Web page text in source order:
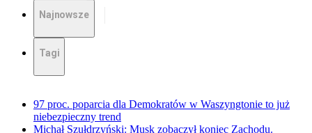
Najnowsze
Tagi
97 proc. poparcia dla Demokratów w Waszyngtonie to już
niebezpieczny trend
Michał Szułdrzyński: Musk zobaczył koniec Zachodu.